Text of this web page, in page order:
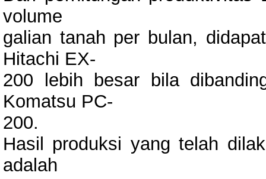
volume
galian tanah per bulan,
Hitachi EX-
200 lebih besar bila
Komatsu PC-
200.
Hasil produksi yang telah
adalah